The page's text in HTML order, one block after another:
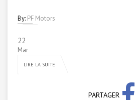
By: PF Motors
22
Mar
LIRE LA SUITE
PARTAGER